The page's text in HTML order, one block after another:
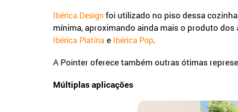
Ibérica Design foi utilizado no piso dessa
mínima, aproximando ainda mais o produto
Ibérica Platina e Ibérica Pop.
A Pointer oferece também outras ótimas
Múltiplas aplicações